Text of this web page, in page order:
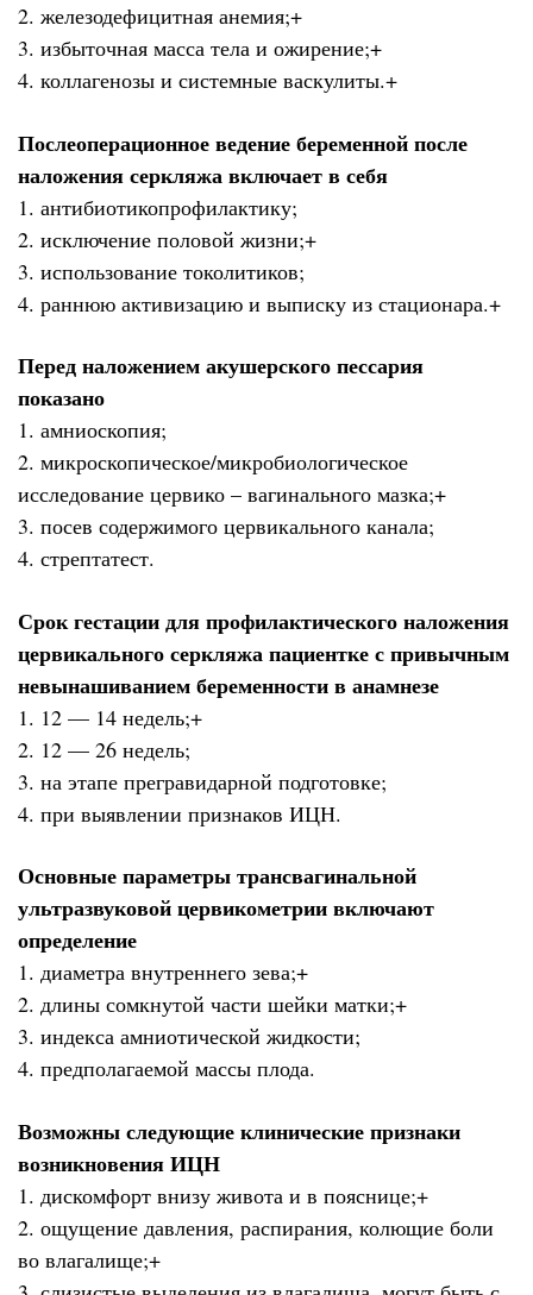
2. железодефицитная анемия;+
3. избыточная масса тела и ожирение;+
4. коллагенозы и системные васкулиты.+
Послеоперационное ведение беременной после
наложения серкляжа включает в себя
1. антибиотикопрофилактику;
2. исключение половой жизни;+
3. использование токолитиков;
4. раннюю активизацию и выписку из стационара.+
Перед наложением акушерского пессария
показано
1. амниоскопия;
2. микроскопическое/микробиологическое
исследование цервико – вагинального мазка;+
3. посев содержимого цервикального канала;
4. стрептатест.
Срок гестации для профилактического наложения
цервикального серкляжа пациентке с привычным
невынашиванием беременности в анамнезе
1. 12 — 14 недель;+
2. 12 — 26 недель;
3. на этапе прегравидарной подготовке;
4. при выявлении признаков ИЦН.
Основные параметры трансвагинальной
ультразвуковой цервикометрии включают
определение
1. диаметра внутреннего зева;+
2. длины сомкнутой части шейки матки;+
3. индекса амниотической жидкости;
4. предполагаемой массы плода.
Возможны следующие клинические признаки
возникновения ИЦН
1. дискомфорт внизу живота и в пояснице;+
2. ощущение давления, распирания, колющие боли
во влагалище;+